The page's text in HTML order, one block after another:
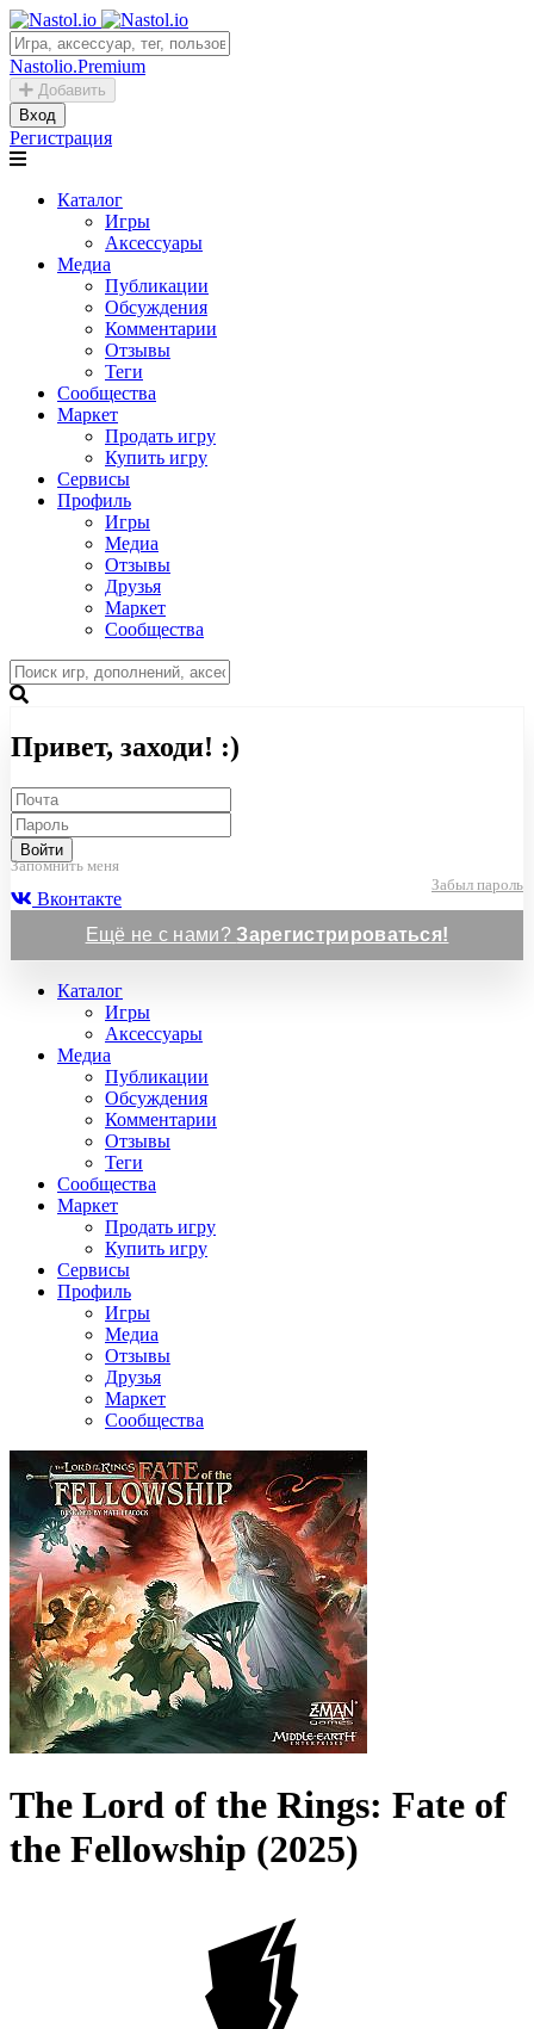
Nastolio.Premium
Добавить
Вход
Регистрация
Каталог
Игры
Аксессуары
Медиа
Публикации
Обсуждения
Комментарии
Отзывы
Теги
Сообщества
Маркет
Продать игру
Купить игру
Сервисы
Профиль
Игры
Медиа
Отзывы
Друзья
Маркет
Сообщества
Привет, заходи! :)
Войти
Запомнить меня
Забыл пароль
Вконтакте
Ещё не с нами?Зарегистрироваться!
Каталог
Игры
Аксессуары
Медиа
Публикации
Обсуждения
Комментарии
Отзывы
Теги
Сообщества
Маркет
Продать игру
Купить игру
Сервисы
Профиль
Игры
Медиа
Отзывы
Друзья
Маркет
Сообщества
The Lord of the Rings: Fate of
the Fellowship (2025)